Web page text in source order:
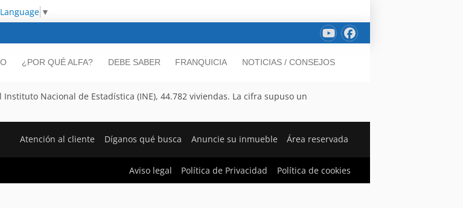
▼
¿POR QUÉ ALFA? DEBE SABER FRANQUICIA NOTICIAS / CONSEJOS
Nacional de Estadística (INE), 44.782 viviendas. La cifra supuso un
Atención al cliente Díganos qué busca Anuncie su inmueble Área reservada
Aviso legal Política de Privacidad Política de cookies